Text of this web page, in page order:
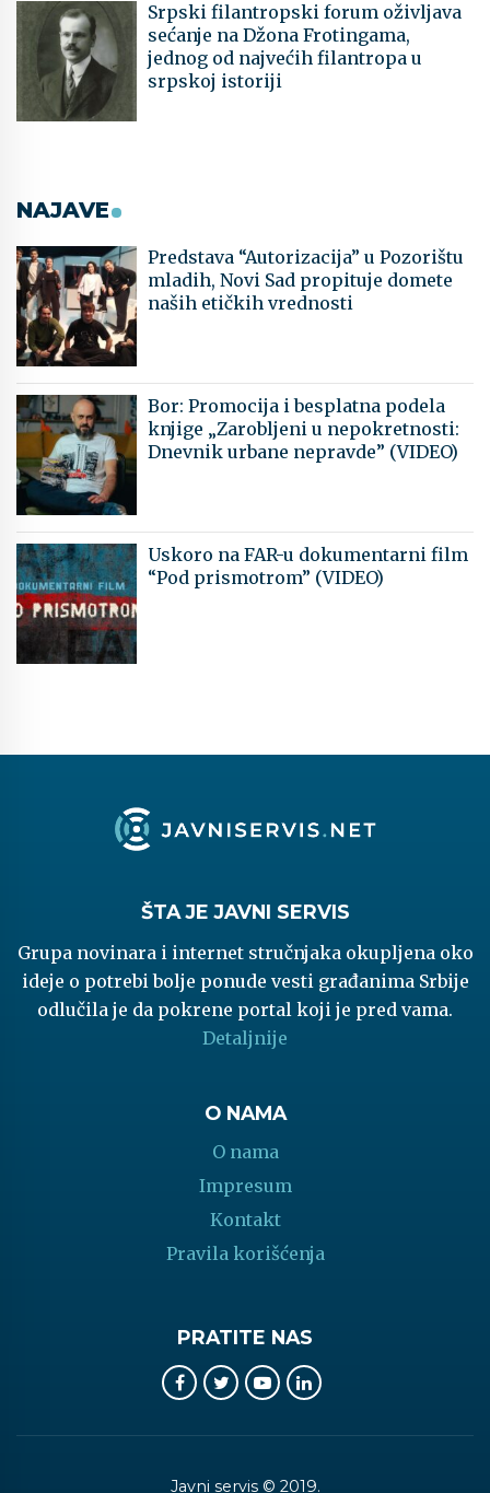
Srpski filantropski forum oživljava
sećanje na Džona Frotingama,
jednog od najvećih filantropa u
srpskoj istoriji
NAJAVE
Predstava “Autorizacija” u Pozorištu
mladih, Novi Sad propituje domete
naših etičkih vrednosti
Bor: Promocija i besplatna podela
knjige „Zarobljeni u nepokretnosti:
Dnevnik urbane nepravde” (VIDEO)
Uskoro na FAR-u dokumentarni film
“Pod prismotrom” (VIDEO)
ŠTA JE JAVNI SERVIS
Grupa novinara i internet stručnjaka okupljena oko
ideje o potrebi bolje ponude vesti građanima Srbije
odlučila je da pokrene portal koji je pred vama.
Detaljnije
O NAMA
O nama
Impresum
Kontakt
Pravila korišćenja
PRATITE NAS
Javni servis © 2019.